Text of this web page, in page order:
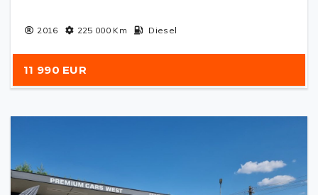
2016 225 000Km Diesel
11 990 EUR